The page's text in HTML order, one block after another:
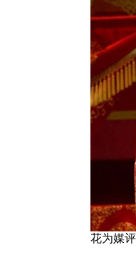
花为媒